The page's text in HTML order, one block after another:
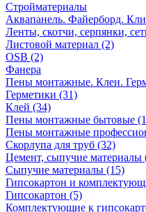
Стройматериалы
Аквапанель. Файерборд.
Ленты, скотчи, серпянки,
Листовой материал (2)
OSB (2)
Фанера
Пены монтажные. Клеи.
Герметики (31)
Клей (34)
Пены монтажные бытовые
Пены монтажные
Скорлупа для труб (32)
Цемент, сыпучие материалы
Сыпучие материалы (15)
Гипсокартон и
Гипсокартон (5)
Комплектующие к